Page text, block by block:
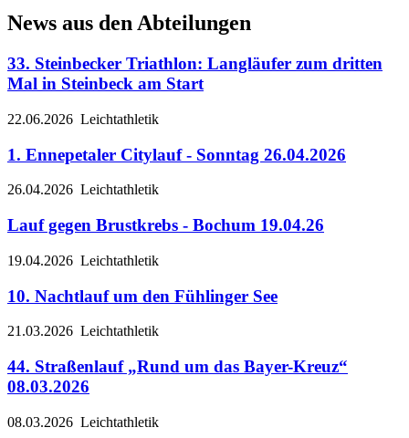
News aus den Abteilungen
33. Steinbecker Triathlon: Langläufer zum dritten
Mal in Steinbeck am Start
22.06.2026 Leichtathletik
1. Ennepetaler Citylauf - Sonntag 26.04.2026
26.04.2026 Leichtathletik
Lauf gegen Brustkrebs - Bochum 19.04.26
19.04.2026 Leichtathletik
10. Nachtlauf um den Fühlinger See
21.03.2026 Leichtathletik
44. Straßenlauf „Rund um das Bayer-Kreuz“
08.03.2026
08.03.2026 Leichtathletik